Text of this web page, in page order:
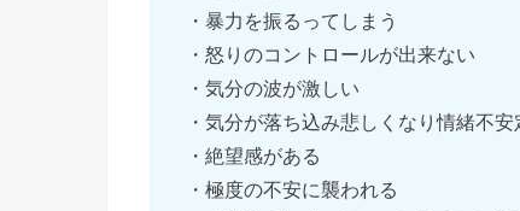
・暴力を振るってしまう
・怒りのコントロールが出来ない
・気分の波が激しい
・気分が落ち込み悲しくなり情緒不安
・絶望感がある
・極度の不安に襲われる